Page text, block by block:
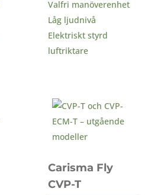
Valfri manöverenhet
Låg ljudnivå
Elektriskt styrd
luftriktare
Carisma Fly
CVP-T